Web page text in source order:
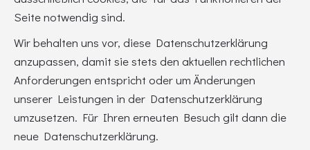
Seite notwendig sind.
Wir behalten uns vor, diese Datenschutzerklärung
anzupassen, damit sie stets den aktuellen rechtlichen
Anforderungen entspricht oder um Änderungen
unserer Leistungen in der Datenschutzerklärung
umzusetzen. Für Ihren erneuten Besuch gilt dann die
neue Datenschutzerklärung.